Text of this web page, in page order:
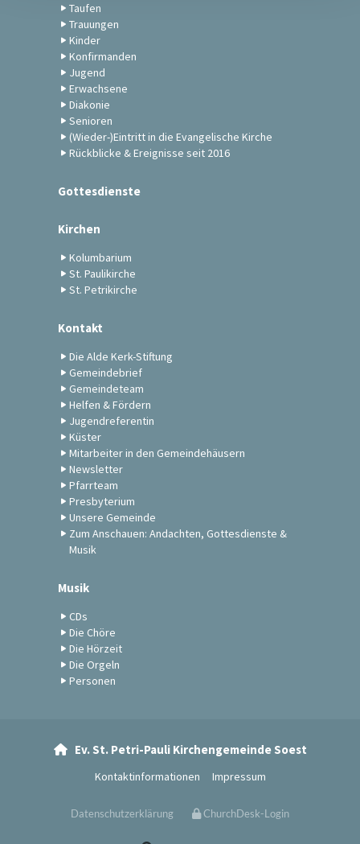
Taufen
Trauungen
Kinder
Konfirmanden
Jugend
Erwachsene
Diakonie
Senioren
(Wieder-)Eintritt in die Evangelische Kirche
Rückblicke & Ereignisse seit 2016
Gottesdienste
Kirchen
Kolumbarium
St. Paulikirche
St. Petrikirche
Kontakt
Die Alde Kerk-Stiftung
Gemeindebrief
Gemeindeteam
Helfen & Fördern
Jugendreferentin
Küster
Mitarbeiter in den Gemeindehäusern
Newsletter
Pfarrteam
Presbyterium
Unsere Gemeinde
Zum Anschauen: Andachten, Gottesdienste &
Musik
Musik
CDs
Die Chöre
Die Hörzeit
Die Orgeln
Personen
Ev. St. Petri-Pauli Kirchengemeinde Soest
Kontaktinformationen Impressum
Datenschutzerklärung ChurchDesk-Login